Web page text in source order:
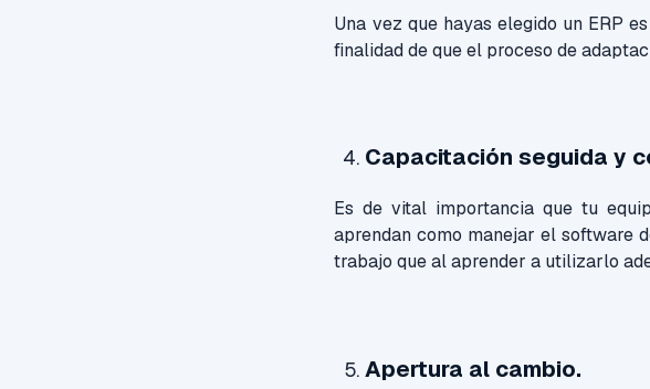
Una vez que hayas elegido un ERP
finalidad de que el proceso de
Capacitación seguida y
Es de vital importancia que tu
aprendan como manejar el software
trabajo que al aprender a utilizarlo
Apertura al cambio.